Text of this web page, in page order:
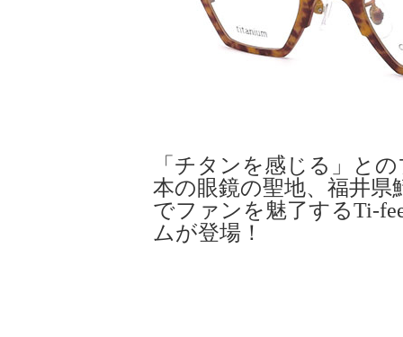
「チタンを感じる」と
本の眼鏡の聖地、福井
でファンを魅了するTi-
ムが登場！